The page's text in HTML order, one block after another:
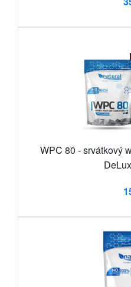
WPC 80 - srvátkový